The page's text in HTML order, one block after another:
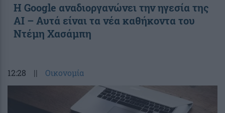
Η Google αναδιοργανώνει την ηγεσία της
AI – Αυτά είναι τα νέα καθήκοντα του
Ντέμη Χασάμπη
12:28 || Οικονομία